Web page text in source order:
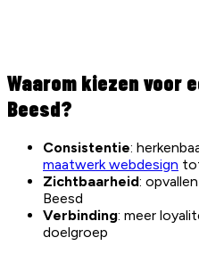
Waarom kiezen voor
Beesd?
Consistentie:
maatwerk webdesign
Zichtbaarheid:
Beesd
Verbinding: meer
doelgroep